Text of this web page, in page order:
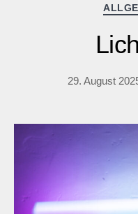
29. August